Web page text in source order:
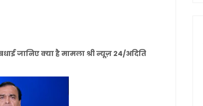
जानिए क्या है मामला श्री न्यूज़ 24/अदिति